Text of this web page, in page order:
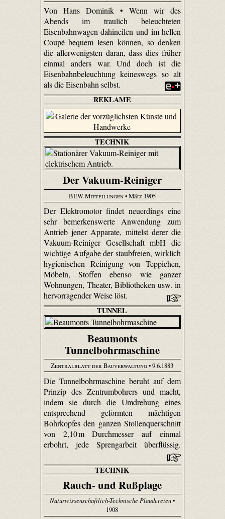
Von Hans Dominik • Wenn wir des
Abends im traulich beleuchteten
Eisenbahnwagen dahineilen und im hellen
Coupé bequem lesen können, so denken
die allerwenigsten daran, dass dies früher
einmal anders war. Und doch ist die
Eisenbahnbeleuchtung keineswegs so alt
als die Eisenbahn selbst.
REKLAME
TECHNIK
Der Vakuum-Reiniger
BEW-Mitteilungen• März 1905
Der Elektromotor findet neuerdings eine
sehr bemerkenswerte Anwendung zum
Antrieb jener Apparate, mittelst derer die
Vakuum-Reiniger Gesellschaft mbH die
wichtige Aufgabe der staubfreien, wirklich
hygienischen Reinigung von Teppichen,
Möbeln, Stoffen ebenso wie ganzer
Wohnungen, Theater, Bibliotheken usw. in
hervorragender Weise löst.
TUNNEL
Beaumonts
Tunnelbohrmaschine
Zentralblatt der Bauverwaltung• 9.6.1883
Die Tunnelbohrmaschine beruht auf dem
Prinzip des Zentrum­bohrers und macht,
indem sie durch die Umdrehung eines
entsprechend geformten mächtigen
Bohrkopfes den ganzen Stollen­quer­schnitt
von 2,10 m Durchmesser auf einmal
erbohrt, jede Sprengarbeit überflüssig.
TECHNIK
Rauch- und Rußplage
Naturwissenschaftlich-Technische Plaudereien•
1908